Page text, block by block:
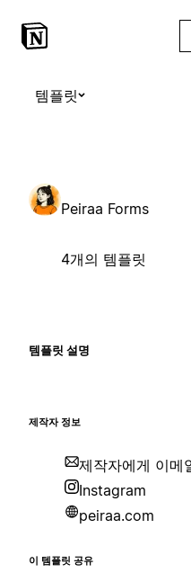
템플릿
Peiraa Forms
4개의 템플릿
템플릿 설명
제작자 정보
제작자에게 이메
Instagram
peiraa.com
이 템플릿 공유